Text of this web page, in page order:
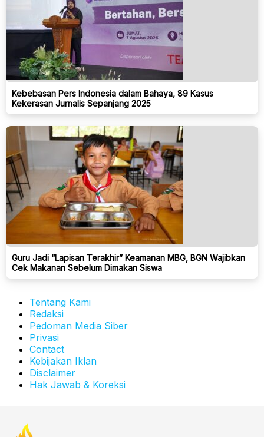
Kebebasan Pers Indonesia dalam Bahaya, 89 Kasus
Kekerasan Jurnalis Sepanjang 2025
Guru Jadi “Lapisan Terakhir” Keamanan MBG, BGN Wajibkan
Cek Makanan Sebelum Dimakan Siswa
Tentang Kami
Redaksi
Pedoman Media Siber
Privasi
Contact
Kebijakan Iklan
Disclaimer
Hak Jawab & Koreksi